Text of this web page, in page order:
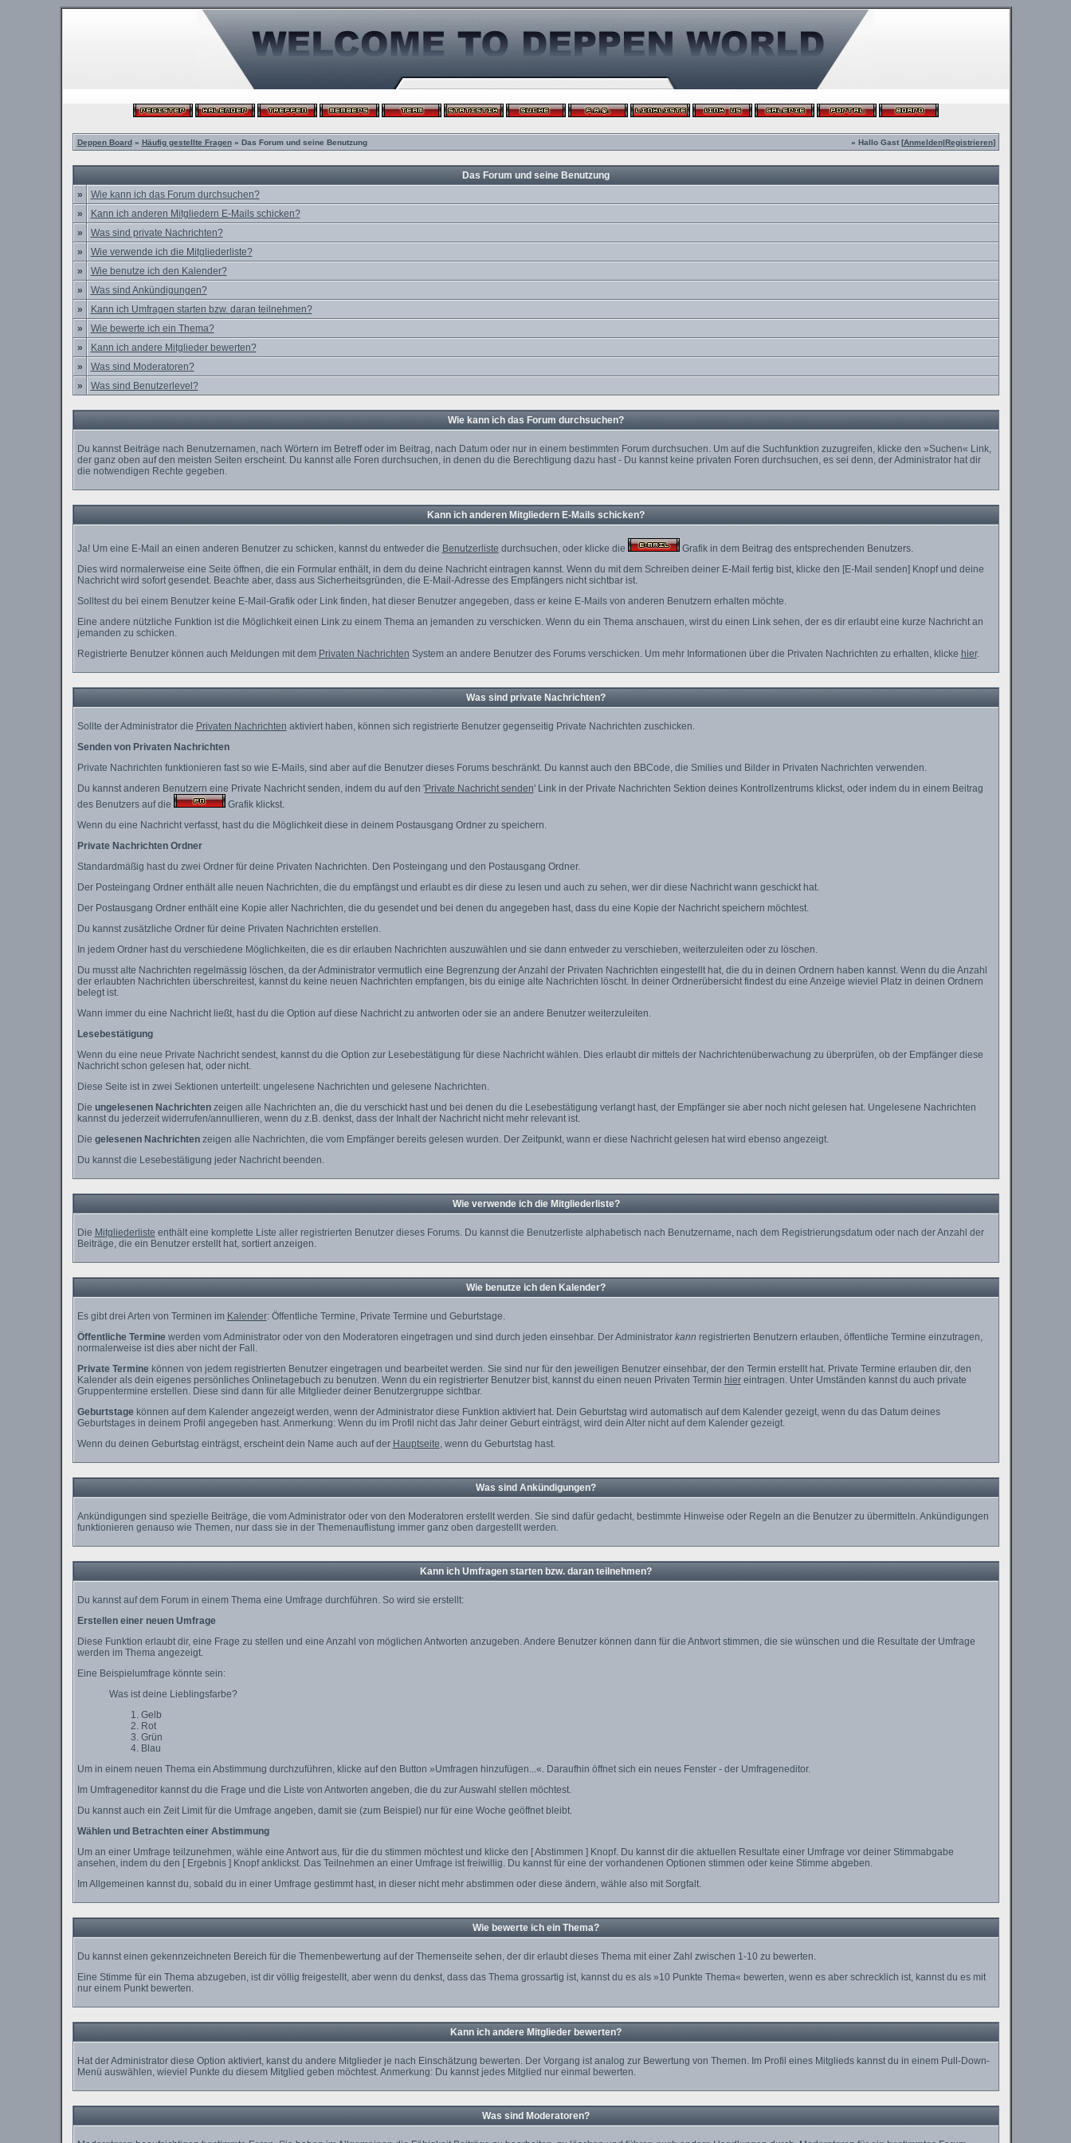
Deppen Board» Häufig gestellte Fragen» Das Forum und seine Benutzung » Hallo Gast [Anmelden|Registrieren]
Das Forum und seine Benutzung
»
Wie kann ich das Forum durchsuchen?
»
Kann ich anderen Mitgliedern E-Mails schicken?
»
Was sind private Nachrichten?
»
Wie verwende ich die Mitgliederliste?
»
Wie benutze ich den Kalender?
»
Was sind Ankündigungen?
»
Kann ich Umfragen starten bzw. daran teilnehmen?
»
Wie bewerte ich ein Thema?
»
Kann ich andere Mitglieder bewerten?
»
Was sind Moderatoren?
»
Was sind Benutzerlevel?
Wie kann ich das Forum durchsuchen?
Du kannst Beiträge nach Benutzernamen, nach Wörtern im Betreff oder im Beitrag, nach Datum oder nur in einem bestimmten Forum durchsuchen. Um auf die Suchfunktion zuzugreifen, klicke den »Suchen« Link,
der ganz oben auf den meisten Seiten erscheint. Du kannst alle Foren durchsuchen, in denen du die Berechtigung dazu hast - Du kannst keine privaten Foren durchsuchen, es sei denn, der Administrator hat dir
die notwendigen Rechte gegeben.
Kann ich anderen Mitgliedern E-Mails schicken?
Ja! Um eine E-Mail an einen anderen Benutzer zu schicken, kannst du entweder die Benutzerliste durchsuchen, oder klicke die
Grafik in dem Beitrag des entsprechenden Benutzers.
Dies wird normalerweise eine Seite öffnen, die ein Formular enthält, in dem du deine Nachricht eintragen kannst. Wenn du mit dem Schreiben deiner E-Mail fertig bist, klicke den [E-Mail senden] Knopf und deine
Nachricht wird sofort gesendet. Beachte aber, dass aus Sicherheitsgründen, die E-Mail-Adresse des Empfängers nicht sichtbar ist.
Solltest du bei einem Benutzer keine E-Mail-Grafik oder Link finden, hat dieser Benutzer angegeben, dass er keine E-Mails von anderen Benutzern erhalten möchte.
Eine andere nützliche Funktion ist die Möglichkeit einen Link zu einem Thema an jemanden zu verschicken. Wenn du ein Thema anschauen, wirst du einen Link sehen, der es dir erlaubt eine kurze Nachricht an
jemanden zu schicken.
Registrierte Benutzer können auch Meldungen mit dem Privaten Nachrichten System an andere Benutzer des Forums verschicken. Um mehr Informationen über die Privaten Nachrichten zu erhalten, klicke hier.
Was sind private Nachrichten?
Sollte der Administrator die Privaten Nachrichten aktiviert haben, können sich registrierte Benutzer gegenseitig Private Nachrichten zuschicken.
Senden von Privaten Nachrichten
Private Nachrichten funktionieren fast so wie E-Mails, sind aber auf die Benutzer dieses Forums beschränkt. Du kannst auch den BBCode, die Smilies und Bilder in Privaten Nachrichten verwenden.
Du kannst anderen Benutzern eine Private Nachricht senden, indem du auf den 'Private Nachricht senden' Link in der Private Nachrichten Sektion deines Kontrollzentrums klickst, oder indem du in einem Beitrag
des Benutzers auf die
Grafik klickst.
Wenn du eine Nachricht verfasst, hast du die Möglichkeit diese in deinem Postausgang Ordner zu speichern.
Private Nachrichten Ordner
Standardmäßig hast du zwei Ordner für deine Privaten Nachrichten. Den Posteingang und den Postausgang Ordner.
Der Posteingang Ordner enthält alle neuen Nachrichten, die du empfängst und erlaubt es dir diese zu lesen und auch zu sehen, wer dir diese Nachricht wann geschickt hat.
Der Postausgang Ordner enthält eine Kopie aller Nachrichten, die du gesendet und bei denen du angegeben hast, dass du eine Kopie der Nachricht speichern möchtest.
Du kannst zusätzliche Ordner für deine Privaten Nachrichten erstellen.
In jedem Ordner hast du verschiedene Möglichkeiten, die es dir erlauben Nachrichten auszuwählen und sie dann entweder zu verschieben, weiterzuleiten oder zu löschen.
Du musst alte Nachrichten regelmässig löschen, da der Administrator vermutlich eine Begrenzung der Anzahl der Privaten Nachrichten eingestellt hat, die du in deinen Ordnern haben kannst. Wenn du die Anzahl
der erlaubten Nachrichten überschreitest, kannst du keine neuen Nachrichten empfangen, bis du einige alte Nachrichten löscht. In deiner Ordnerübersicht findest du eine Anzeige wieviel Platz in deinen Ordnern
belegt ist.
Wann immer du eine Nachricht ließt, hast du die Option auf diese Nachricht zu antworten oder sie an andere Benutzer weiterzuleiten.
Lesebestätigung
Wenn du eine neue Private Nachricht sendest, kannst du die Option zur Lesebestätigung für diese Nachricht wählen. Dies erlaubt dir mittels der Nachrichtenüberwachung zu überprüfen, ob der Empfänger diese
Nachricht schon gelesen hat, oder nicht.
Diese Seite ist in zwei Sektionen unterteilt: ungelesene Nachrichten und gelesene Nachrichten.
Die ungelesenen Nachrichtenzeigen alle Nachrichten an, die du verschickt hast und bei denen du die Lesebestätigung verlangt hast, der Empfänger sie aber noch nicht gelesen hat. Ungelesene Nachrichten
kannst du jederzeit widerrufen/annullieren, wenn du z.B. denkst, dass der Inhalt der Nachricht nicht mehr relevant ist.
Die gelesenen Nachrichtenzeigen alle Nachrichten, die vom Empfänger bereits gelesen wurden. Der Zeitpunkt, wann er diese Nachricht gelesen hat wird ebenso angezeigt.
Du kannst die Lesebestätigung jeder Nachricht beenden.
Wie verwende ich die Mitgliederliste?
Die Mitgliederliste enthält eine komplette Liste aller registrierten Benutzer dieses Forums. Du kannst die Benutzerliste alphabetisch nach Benutzername, nach dem Registrierungsdatum oder nach der Anzahl der
Beiträge, die ein Benutzer erstellt hat, sortiert anzeigen.
Wie benutze ich den Kalender?
Es gibt drei Arten von Terminen im Kalender: Öffentliche Termine, Private Termine und Geburtstage.
Öffentliche Terminewerden vom Administrator oder von den Moderatoren eingetragen und sind durch jeden einsehbar. Der Administrator kann registrierten Benutzern erlauben, öffentliche Termine einzutragen,
normalerweise ist dies aber nicht der Fall.
Private Terminekönnen von jedem registrierten Benutzer eingetragen und bearbeitet werden. Sie sind nur für den jeweiligen Benutzer einsehbar, der den Termin erstellt hat. Private Termine erlauben dir, den
Kalender als dein eigenes persönliches Onlinetagebuch zu benutzen. Wenn du ein registrierter Benutzer bist, kannst du einen neuen Privaten Termin hiereintragen. Unter Umständen kannst du auch private
Gruppentermine erstellen. Diese sind dann für alle Mitglieder deiner Benutzergruppe sichtbar.
Geburtstagekönnen auf dem Kalender angezeigt werden, wenn der Administrator diese Funktion aktiviert hat. Dein Geburtstag wird automatisch auf dem Kalender gezeigt, wenn du das Datum deines
Geburtstages in deinem Profil angegeben hast. Anmerkung: Wenn du im Profil nicht das Jahr deiner Geburt einträgst, wird dein Alter nicht auf dem Kalender gezeigt.
Wenn du deinen Geburtstag einträgst, erscheint dein Name auch auf der Hauptseite, wenn du Geburtstag hast.
Was sind Ankündigungen?
Ankündigungen sind spezielle Beiträge, die vom Administrator oder von den Moderatoren erstellt werden. Sie sind dafür gedacht, bestimmte Hinweise oder Regeln an die Benutzer zu übermitteln. Ankündigungen
funktionieren genauso wie Themen, nur dass sie in der Themenauflistung immer ganz oben dargestellt werden.
Kann ich Umfragen starten bzw. daran teilnehmen?
Du kannst auf dem Forum in einem Thema eine Umfrage durchführen. So wird sie erstellt:
Erstellen einer neuen Umfrage
Diese Funktion erlaubt dir, eine Frage zu stellen und eine Anzahl von möglichen Antworten anzugeben. Andere Benutzer können dann für die Antwort stimmen, die sie wünschen und die Resultate der Umfrage
werden im Thema angezeigt.
Eine Beispielumfrage könnte sein:
Was ist deine Lieblingsfarbe?
Gelb
Rot
Grün
Blau
Um in einem neuen Thema ein Abstimmung durchzuführen, klicke auf den Button »Umfragen hinzufügen...«. Daraufhin öffnet sich ein neues Fenster - der Umfrageneditor.
Im Umfrageneditor kannst du die Frage und die Liste von Antworten angeben, die du zur Auswahl stellen möchtest.
Du kannst auch ein Zeit Limit für die Umfrage angeben, damit sie (zum Beispiel) nur für eine Woche geöffnet bleibt.
Wählen und Betrachten einer Abstimmung
Um an einer Umfrage teilzunehmen, wähle eine Antwort aus, für die du stimmen möchtest und klicke den [ Abstimmen ] Knopf. Du kannst dir die aktuellen Resultate einer Umfrage vor deiner Stimmabgabe
ansehen, indem du den [ Ergebnis ] Knopf anklickst. Das Teilnehmen an einer Umfrage ist freiwillig. Du kannst für eine der vorhandenen Optionen stimmen oder keine Stimme abgeben.
Im Allgemeinen kannst du, sobald du in einer Umfrage gestimmt hast, in dieser nicht mehr abstimmen oder diese ändern, wähle also mit Sorgfalt.
Wie bewerte ich ein Thema?
Du kannst einen gekennzeichneten Bereich für die Themenbewertung auf der Themenseite sehen, der dir erlaubt dieses Thema mit einer Zahl zwischen 1-10 zu bewerten.
Eine Stimme für ein Thema abzugeben, ist dir völlig freigestellt, aber wenn du denkst, dass das Thema grossartig ist, kannst du es als »10 Punkte Thema« bewerten, wenn es aber schrecklich ist, kannst du es mit
nur einem Punkt bewerten.
Kann ich andere Mitglieder bewerten?
Hat der Administrator diese Option aktiviert, kanst du andere Mitglieder je nach Einschätzung bewerten. Der Vorgang ist analog zur Bewertung von Themen. Im Profil eines Mitglieds kannst du in einem Pull-Down-
Menü auswählen, wieviel Punkte du diesem Mitglied geben möchtest. Anmerkung: Du kannst jedes Mitglied nur einmal bewerten.
Was sind Moderatoren?